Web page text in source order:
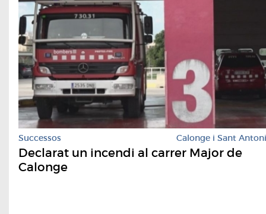
Successos Calonge i Sant Antoni
Declarat un incendi al carrer Major de
Calonge